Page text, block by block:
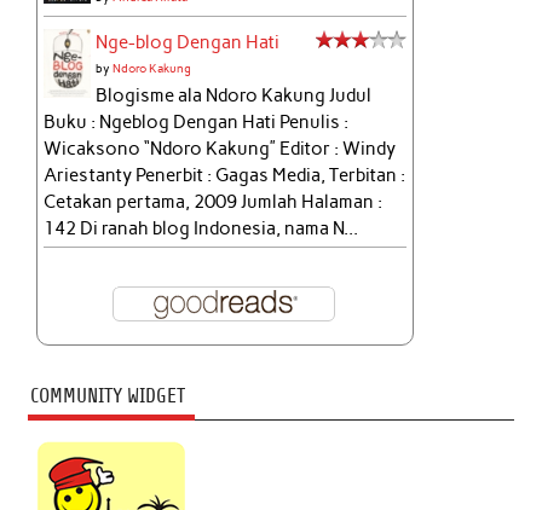
Nge-blog Dengan Hati
byNdoro Kakung
Blogisme ala Ndoro Kakung Judul
Buku : Ngeblog Dengan Hati Penulis :
Wicaksono “Ndoro Kakung” Editor : Windy
Ariestanty Penerbit : Gagas Media, Terbitan :
Cetakan pertama, 2009 Jumlah Halaman :
142 Di ranah blog Indonesia, nama N...
COMMUNITY WIDGET